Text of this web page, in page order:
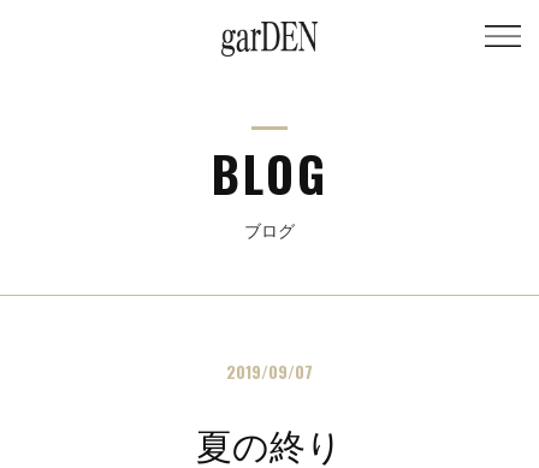
BLOG
ブログ
2019/09/07
夏の終り